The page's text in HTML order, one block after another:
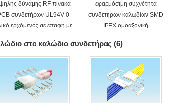
δύναμης RF πίνακα
συνδετήρων UL94V-0
ερχόμενος σε επαφή με
εφαρμόσιμη συχνότητα
συνδετήρων καλωδίων SMD
IPEX ομοαξονική
στο καλώδιο συνδετήρας (6)